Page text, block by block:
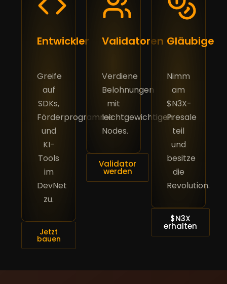
Entwickler
Greife
auf
SDKs,
Förderprogramme
und
KI-
Tools
im
DevNet
zu.
Jetzt
bauen
Validatoren
Verdiene
Belohnungen
mit
leichtgewichtigen
Nodes.
Validator
werden
Gläubige
Nimm
am
$N3X-
Presale
teil
und
besitze
die
Revolution.
$N3X
erhalten